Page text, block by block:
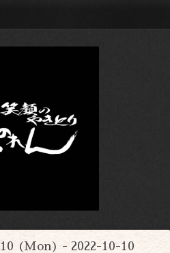
10 (Mon) - 2022-10-10